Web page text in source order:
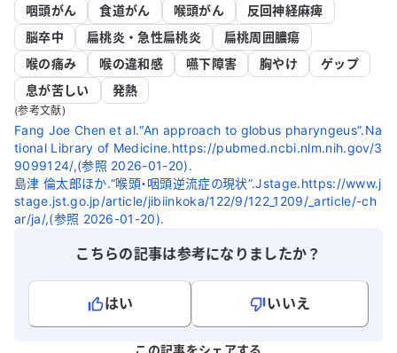
咽頭がん
食道がん 喉頭がん
反回神経麻痺
脳卒中
扁桃炎・急性扁桃炎
扁桃周囲膿瘍
喉の痛み
喉の違和感 嚥下障害 胸やけ
ゲップ
息が苦しい
発熱
(参考文献)
Fang Joe Chen et al.“An approach to globus pharyngeus”.Na
tional Library of Medicine.https://pubmed.ncbi.nlm.nih.gov/3
9099124/,(参照 2026-01-20).
島津 倫太郎ほか.“喉頭・咽頭逆流症の現状”.Jstage.https://www.j
stage.jst.go.jp/article/jibiinkoka/122/9/122_1209/_article/-ch
ar/ja/,(参照 2026-01-20).
こちらの記事は参考になりましたか？
はい
いいえ
この記事をシェアする